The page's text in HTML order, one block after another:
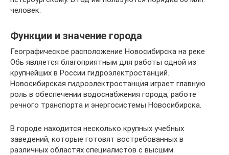
человек.
Функции и значение города
Географическое расположение Новосибирска на реке
Обь является благоприятным для работы одной из
крупнейших в России гидроэлектростанций.
Новосибирская гидроэлектростанция играет главную
роль в обеспечении водоснабжения города, работе
речного транспорта и энергосистемы Новосибирска.
В городе находится несколько крупных учебных
заведений, которые готовят востребованных в
различных областях специалистов с высшим